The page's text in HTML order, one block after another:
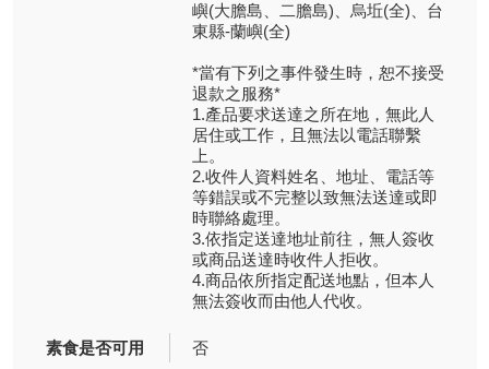
嶼(大膽島、二膽島)、烏坵(全)、台
東縣-蘭嶼(全)
*當有下列之事件發生時，恕不接受
退款之服務*
1.產品要求送達之所在地，無此人
居住或工作，且無法以電話聯繫
上。
2.收件人資料姓名、地址、電話等
等錯誤或不完整以致無法送達或即
時聯絡處理。
3.依指定送達地址前往，無人簽收
或商品送達時收件人拒收。
4.商品依所指定配送地點，但本人
無法簽收而由他人代收。
素食是否可用 否